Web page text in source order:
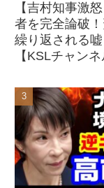
【吉村知事激
者を完全論破
繰り返される
【KSLチャンネ